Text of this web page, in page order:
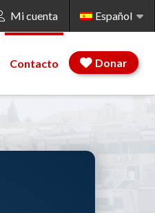
Mi cuenta Español
Contacto Donar